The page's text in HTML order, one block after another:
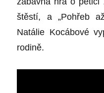
štěstí, a „Pohřeb
Natálie Kocábové
rodině.